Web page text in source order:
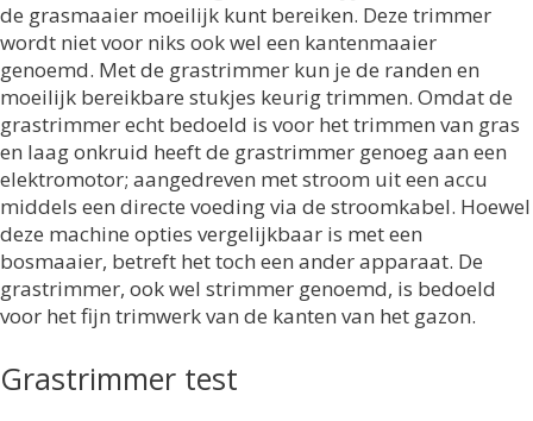
de grasmaaier moeilijk kunt bereiken. Deze trimmer
wordt niet voor niks ook wel een kantenmaaier
genoemd. Met de grastrimmer kun je de randen en
moeilijk bereikbare stukjes keurig trimmen. Omdat de
grastrimmer echt bedoeld is voor het trimmen van gras
en laag onkruid heeft de grastrimmer genoeg aan een
elektromotor; aangedreven met stroom uit een accu
middels een directe voeding via de stroomkabel. Hoewel
deze machine opties vergelijkbaar is met een
bosmaaier, betreft het toch een ander apparaat. De
grastrimmer, ook wel strimmer genoemd, is bedoeld
voor het fijn trimwerk van de kanten van het gazon.
Grastrimmer test